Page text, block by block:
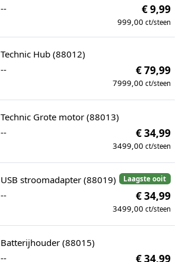
--
€ 9,99
999,00 ct/steen
Technic Hub (88012)
--
€ 79,99
7999,00 ct/steen
Technic Grote motor (88013)
--
€ 34,99
3499,00 ct/steen
Laagste ooit
USB stroomadapter (88019)
--
€ 34,99
3499,00 ct/steen
Batterijhouder (88015)
--
€ 34,99